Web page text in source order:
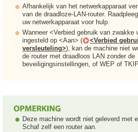
Afhankelijk van het netwerkapparaat
van de draadloze-LAN-router.
uw netwerkapparaat voor hulp.
Wanneer <Verbied gebruik van zwakke
ingesteld op <Aan> (
<Verbied
versleuteling>), kan de machine niet
de router met draadloos LAN zonder de
beveiligingsinstellingen, of WEP of
Deze machine wordt niet geleverd met
Schaf zelf een router aan.